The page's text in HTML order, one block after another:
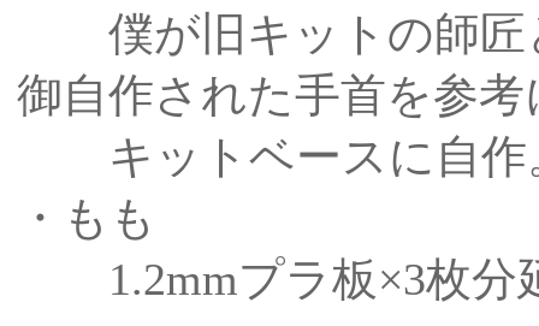
僕が旧キットの師匠
御自作された手首を参考
キットベースに自作
・もも
1.2mmプラ板×3枚分